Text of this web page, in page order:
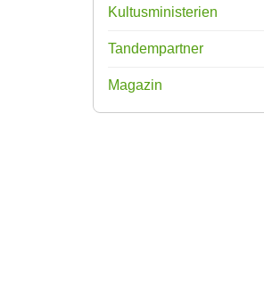
Kultusministerien
Tandempartner
Magazin